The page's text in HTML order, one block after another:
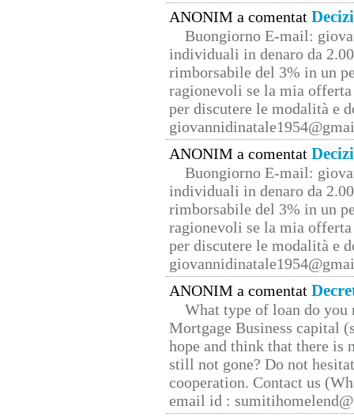
ANONIM a comentat
Buongiorno E-mail:
individuali in denaro da
rimborsabile del 3% in un
ragionevoli se la mia
per discutere le modalità e
ANONIM a comentat
Buongiorno E-mail:
individuali in denaro da
rimborsabile del 3% in un
ragionevoli se la mia
per discutere le modalità e
ANONIM a comentat
What type of loan do you
Mortgage Business capital
hope and think that there is
still not gone? Do not
cooperation. Contact us
email id :